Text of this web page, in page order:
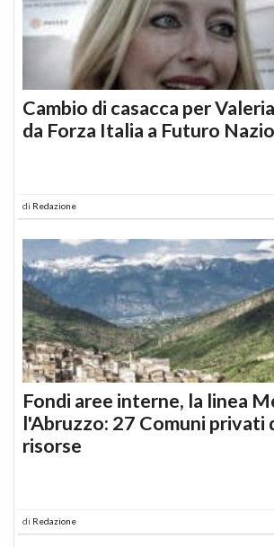
Cambio di casacca per
da Forza Italia a Futuro
di Redazione
Fondi aree interne, la linea
l'Abruzzo: 27 Comuni privati
risorse
di Redazione